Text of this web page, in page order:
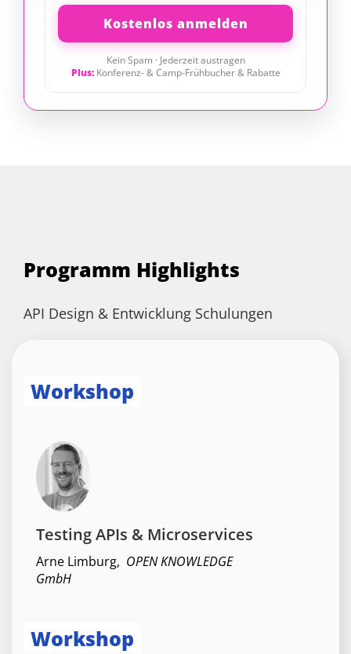
Kein Spam · Jederzeit austragen
Plus:Konferenz- & Camp-Frühbucher & Rabatte
Programm Highlights
API Design & Entwicklung Schulungen
Workshop
Testing APIs & Microservices
Arne Limburg, OPEN KNOWLEDGE
GmbH
Workshop